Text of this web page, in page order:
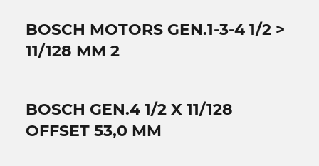
BOSCH MOTORS GEN.1-3-4 1/2 >
11/128 MM 2
BOSCH GEN.4 1/2 X 11/128
OFFSET 53,0 MM